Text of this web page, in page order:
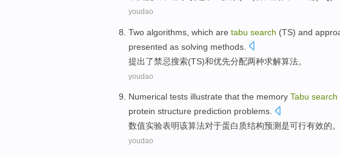
youdao
Two algorithms , which are tabu search (TS) and
presented as solving methods
提出了禁忌搜索(TS)和优先分配两种求解算法。
youdao
Numerical tests illustrate that the memory Tabu search
protein structure prediction problems.
数值实验表明该算法对于蛋白质结构预测是可行有效的。
youdao